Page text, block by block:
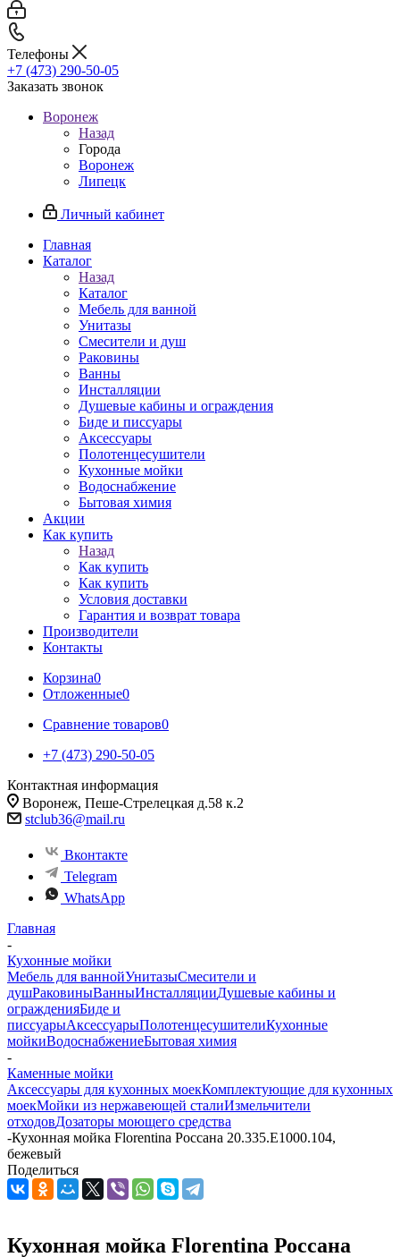
Телефоны
+7 (473) 290-50-05
Заказать звонок
Воронеж
Назад
Города
Воронеж
Липецк
Личный кабинет
Главная
Каталог
Назад
Каталог
Мебель для ванной
Унитазы
Смесители и душ
Раковины
Ванны
Инсталляции
Душевые кабины и ограждения
Биде и писсуары
Аксессуары
Полотенцесушители
Кухонные мойки
Водоснабжение
Бытовая химия
Акции
Как купить
Назад
Как купить
Как купить
Условия доставки
Гарантия и возврат товара
Производители
Контакты
Корзина0
Отложенные0
Сравнение товаров0
+7 (473) 290-50-05
Контактная информация
Воронеж, Пеше-Стрелецкая д.58 к.2
stclub36@mail.ru
Вконтакте
Telegram
WhatsApp
Главная
-
Кухонные мойки
Мебель для ваннойУнитазыСмесители и
душРаковиныВанныИнсталляцииДушевые кабины и
огражденияБиде и
писсуарыАксессуарыПолотенцесушителиКухонные
мойкиВодоснабжениеБытовая химия
-
Каменные мойки
Аксессуары для кухонных моекКомплектующие для кухонных
моекМойки из нержавеющей сталиИзмельчители
отходовДозаторы моющего средства
-Кухонная мойка Florentina Россана 20.335.E1000.104,
бежевый
Поделиться
Кухонная мойка Florentina Россана